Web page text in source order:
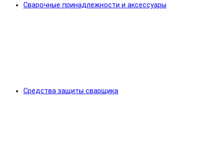
Сварочные принадлежности и аксессуары
Средства защиты сварщика